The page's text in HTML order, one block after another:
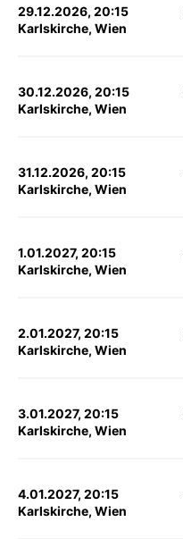
29.12.2026, 20:15
Karlskirche, Wien
30.12.2026, 20:15
Karlskirche, Wien
31.12.2026, 20:15
Karlskirche, Wien
1.01.2027, 20:15
Karlskirche, Wien
2.01.2027, 20:15
Karlskirche, Wien
3.01.2027, 20:15
Karlskirche, Wien
4.01.2027, 20:15
Karlskirche, Wien